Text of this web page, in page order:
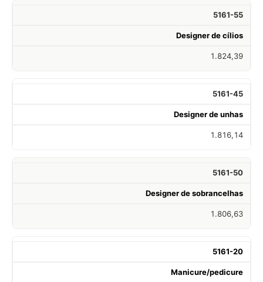
5161-55
Designer de cílios
1.824,39
5161-45
Designer de unhas
1.816,14
5161-50
Designer de sobrancelhas
1.806,63
5161-20
Manicure/pedicure